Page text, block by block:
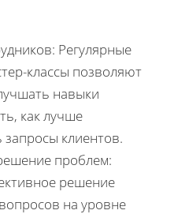
Регулярные
классы позволяют
навыки
как лучше
запросы клиентов.
проблем:
решение
на уровне